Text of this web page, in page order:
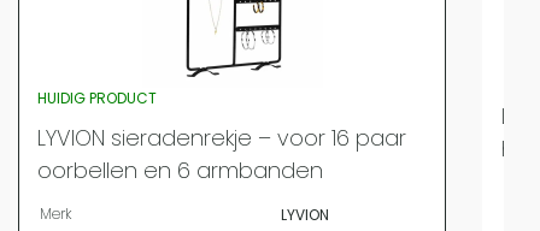
HUIDIG PRODUCT
LYVION sieradenrekje – voor 16 paar
oorbellen en 6 armbanden
Merk
LYVION